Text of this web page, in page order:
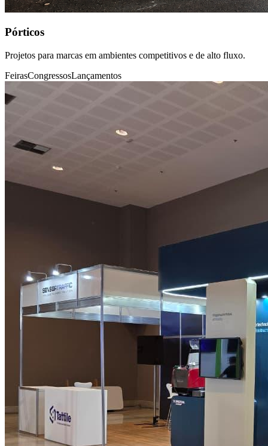
Pórticos
Projetos para marcas em ambientes competitivos e de alto fluxo.
FeirasCongressosLançamentos